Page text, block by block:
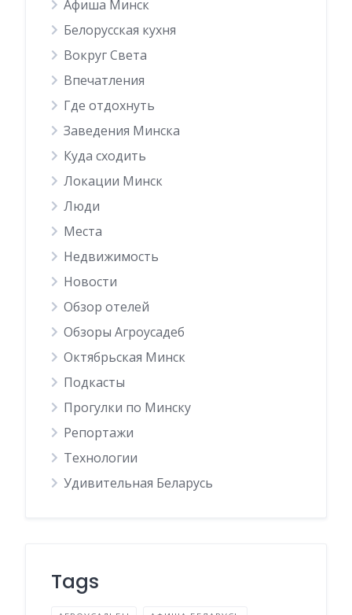
Афиша Минск
Белорусская кухня
Вокруг Света
Впечатления
Где отдохнуть
Заведения Минска
Куда сходить
Локации Минск
Люди
Места
Недвижимость
Новости
Обзор отелей
Обзоры Агроусадеб
Октябрьская Минск
Подкасты
Прогулки по Минску
Репортажи
Технологии
Удивительная Беларусь
Tags